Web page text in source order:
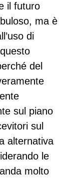
il futuro
ma è
di
del
sul piano
sul
alternativa
le
molto